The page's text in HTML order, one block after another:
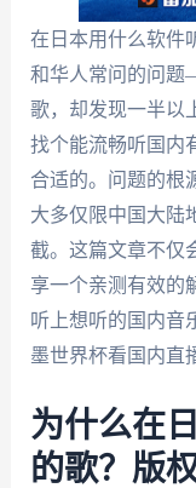
在日本用什么软件
和华人常问的问
歌，却发现一半以
找个能流畅听国内
合适的。问题的根
大多仅限中国大陆
截。这篇文章不仅
享一个亲测有效的
听上想听的国内音
墨世界杯看国内直
为什么在
的歌？版